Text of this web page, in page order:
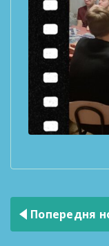
Навігація
записів
Попередня